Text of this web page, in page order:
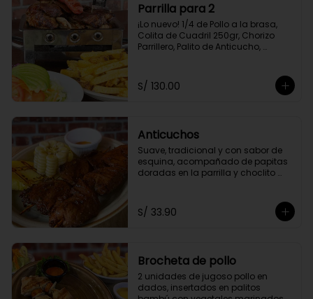
Parrilla para 2
¡Lo nuevo! 1/4 de Pollo a la brasa,
Colita de Cuadril 250gr, Chorizo
Parrillero, Palito de Anticucho,
Parrillera.
S/ 130.00
Anticuchos
Suave, tradicional y con sabor de
esquina, acompañado de papitas
doradas en la parrilla y choclito
S/ 33.90
Brocheta de pollo
2 unidades de jugoso pollo en
dados, insertados en palitos